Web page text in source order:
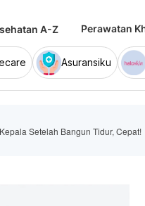
A-Z Perawatan
Asuransiku
Setelah Bangun Tidur, Cepat!